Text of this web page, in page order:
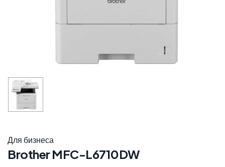
Для бизнеса
Brother MFC-L6710DW